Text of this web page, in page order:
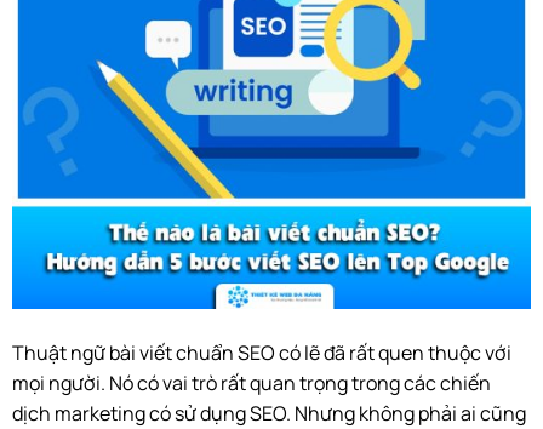
Thuật ngữ bài viết chuẩn SEO có lẽ đã rất quen thuộc với
mọi người. Nó có vai trò rất quan trọng trong các chiến
dịch marketing có sử dụng SEO. Nhưng không phải ai cũng